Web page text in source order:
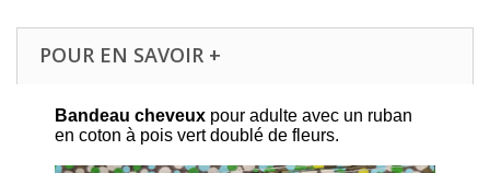
POUR EN SAVOIR +
Bandeau cheveux pour adulte avec un ruban
en coton à pois vert doublé de fleurs.